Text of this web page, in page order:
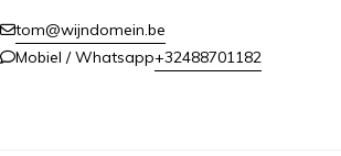
tom@wijndomein.be
Mobiel / Whatsapp+32488701182